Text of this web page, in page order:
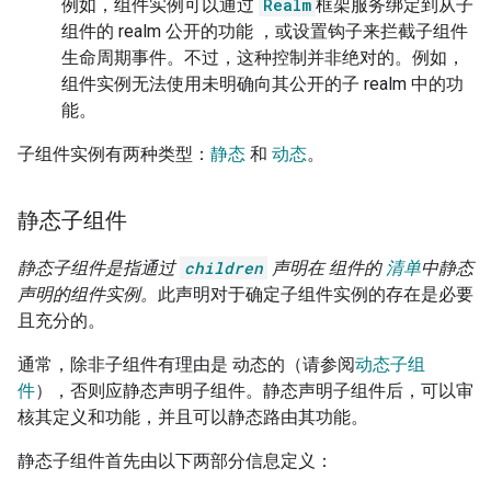
例如，组件实例可以通过 Realm 框架服务绑定到从子
组件的 realm 公开的功能 ，或设置钩子来拦截子组件
生命周期事件。不过，这种控制并非绝对的。例如，
组件实例无法使用未明确向其公开的子 realm 中的功
能。
子组件实例有两种类型： 静态 和 动态。
静态子组件
静态子组件是指通过 children 声明在 组件的 清单中静态
声明的组件实例。 此声明对于确定子组件实例的存在是必要
且充分的。
通常，除非子组件有理由是 动态的（请参阅动态子组
件），否则应静态声明子组件。静态声明子组件后，可以审
核其定义和功能，并且可以静态路由其功能。
静态子组件首先由以下两部分信息定义：